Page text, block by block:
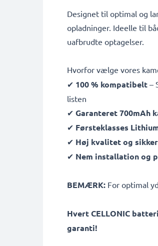
Designet til optimal og
opladninger. Ideelle til
uafbrudte optagelser.
Hvorfor vælge vores
✔ 100 % kompatibelt –
listen
✔ Garanteret 700mAh
✔ Førsteklasses
✔ Høj kvalitet og
✔ Nem installation og
BEMÆRK: For optimal
Hvert CELLONIC
garanti!